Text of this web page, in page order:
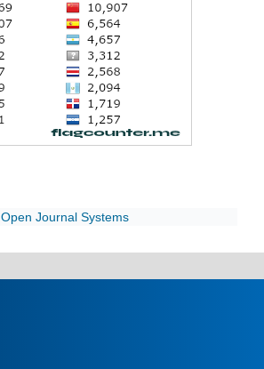
Open Journal Systems